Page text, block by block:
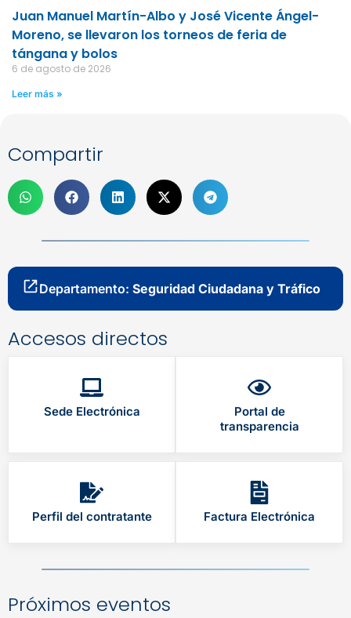
Juan Manuel Martín-Albo y José Vicente Ángel-
Moreno, se llevaron los torneos de feria de
tángana y bolos
6 de agosto de 2026
Leer más »
Compartir
Departamento: Seguridad Ciudadana y Tráfico
Accesos directos
Sede Electrónica
Portal de
transparencia
Perfil del contratante Factura Electrónica
Próximos eventos